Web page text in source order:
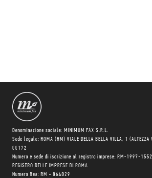
Denominazione sociale: MINIMUM FAX S.R.L.
Sede legale: ROMA (RM) VIALE DELLA BELLA VILLA, 1
00172
Numero e sede di iscrizione al registro imprese: RM-1997-
REGISTRO DELLE IMPRESE DI ROMA
Numero Rea: RM - 864029